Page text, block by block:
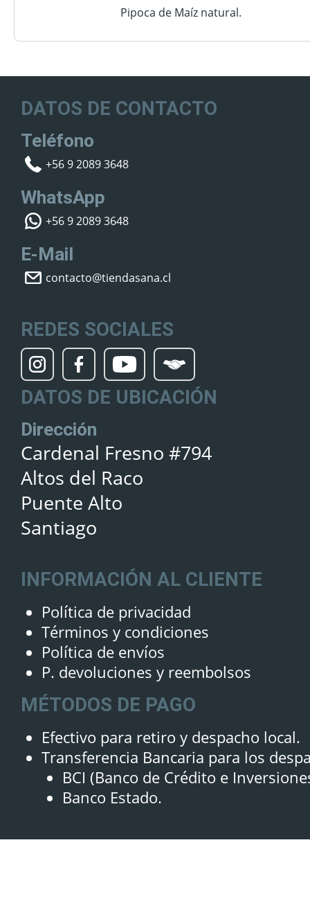
Pipoca de Maíz natural.
DATOS DE CONTACTO
Teléfono
+56 9 2089 3648
WhatsApp
+56 9 2089 3648
E-Mail
contacto@tiendasana.cl
REDES SOCIALES
DATOS DE UBICACIÓN
Dirección
Cardenal Fresno #794
Altos del Raco
Puente Alto
Santiago
INFORMACIÓN AL CLIENTE
Política de privacidad
Términos y condiciones
Política de envíos
P. devoluciones y reembolsos
MÉTODOS DE PAGO
Efectivo para retiro y despacho local.
Transferencia Bancaria para los
BCI (Banco de Crédito e
Banco Estado.